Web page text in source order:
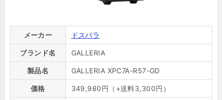
メーカー ドスパラ
ブランド名 GALLERIA
製品名 GALLERIA XPC7A-R57-GD
価格 349,980円（+送料3,300円）